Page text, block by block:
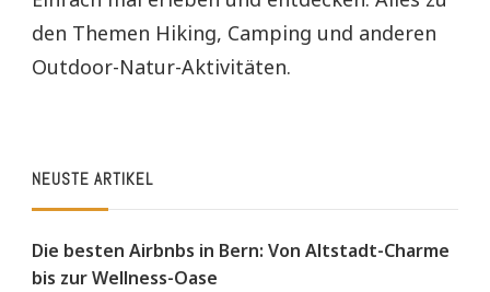
den Themen Hiking, Camping und anderen
Outdoor-Natur-Aktivitäten.
NEUSTE ARTIKEL
Die besten Airbnbs in Bern: Von Altstadt-Charme
bis zur Wellness-Oase